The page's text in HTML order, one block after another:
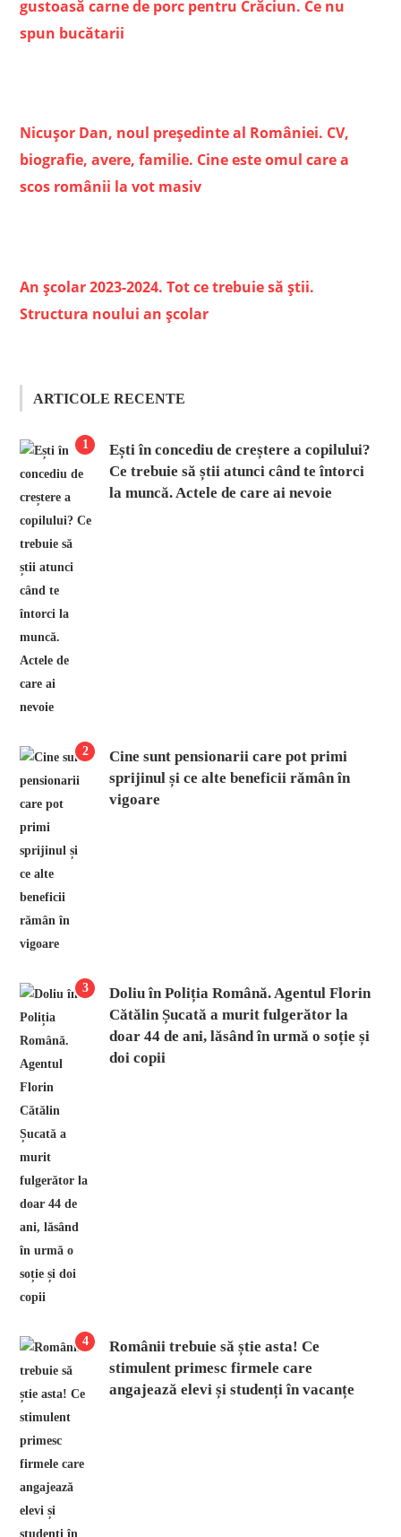
gustoasă carne de porc pentru Crăciun. Ce nu
spun bucătarii
Nicușor Dan, noul președinte al României. CV,
biografie, avere, familie. Cine este omul care a
scos românii la vot masiv
An școlar 2023-2024. Tot ce trebuie să știi.
Structura noului an școlar
ARTICOLE RECENTE
1
Ești în concediu de creștere a copilului?
Ce trebuie să știi atunci când te întorci
la muncă. Actele de care ai nevoie
2
Cine sunt pensionarii care pot primi
sprijinul și ce alte beneficii rămân în
vigoare
3
Doliu în Poliția Română. Agentul Florin
Cătălin Șucată a murit fulgerător la
doar 44 de ani, lăsând în urmă o soție și
doi copii
4
Românii trebuie să știe asta! Ce
stimulent primesc firmele care
angajează elevi și studenți în vacanțe